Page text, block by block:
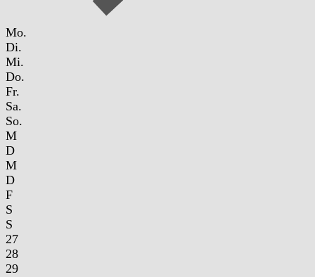
Mo.
Di.
Mi.
Do.
Fr.
Sa.
So.
M
D
M
D
F
S
S
27
28
29